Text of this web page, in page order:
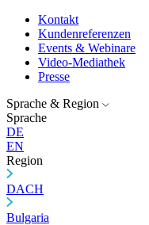
Kontakt
Kundenreferenzen
Events & Webinare
Video-Mediathek
Presse
Sprache & Region
Sprache
DE
EN
Region
DACH
Bulgaria